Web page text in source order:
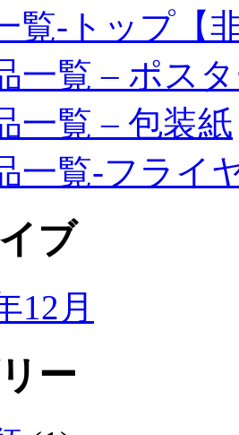
覧-トップ【
一覧 – ポス
一覧 – 包装紙
一覧-フライ
ブ
12月
ー